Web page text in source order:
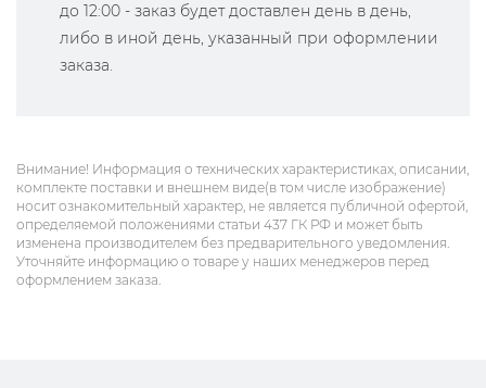
до 12:00 - заказ будет доставлен день в день,
либо в иной день, указанный при оформлении
заказа.
Внимание! Информация о технических характеристиках, описании,
комплекте поставки и внешнем виде(в том числе изображение)
носит ознакомительный характер, не является публичной офертой,
определяемой положениями статьи 437 ГК РФ и может быть
изменена производителем без предварительного уведомления.
Уточняйте информацию о товаре у наших менеджеров перед
оформлением заказа.